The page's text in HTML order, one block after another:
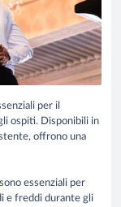
per il
ospiti. Disponibili in
offrono una
sono essenziali per
e freddi durante gli